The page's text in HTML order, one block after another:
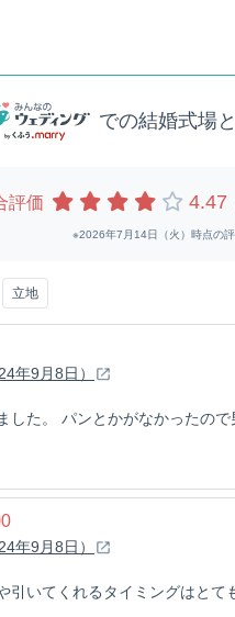
での結婚式場
評価 4.47
※2026年7月14日（火）時点の
立地
年9月8日）
した。 パンとかがなかったの
年9月8日）
いてくれるタイミングはとて